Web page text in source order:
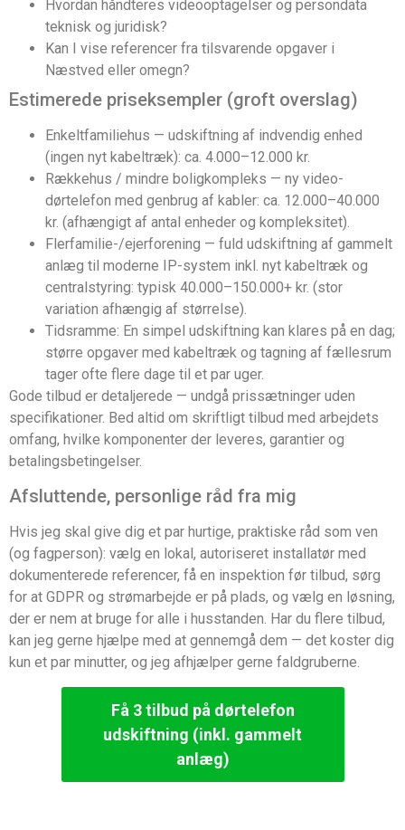
Hvordan håndteres videooptagelser og persondata
teknisk og juridisk?
Kan I vise referencer fra tilsvarende opgaver i
Næstved eller omegn?
Estimerede priseksempler (groft overslag)
Enkeltfamiliehus — udskiftning af indvendig enhed
(ingen nyt kabeltræk): ca. 4.000–12.000 kr.
Rækkehus / mindre boligkompleks — ny video-
dørtelefon med genbrug af kabler: ca. 12.000–40.000
kr. (afhængigt af antal enheder og kompleksitet).
Flerfamilie-/ejerforening — fuld udskiftning af gammelt
anlæg til moderne IP-system inkl. nyt kabeltræk og
centralstyring: typisk 40.000–150.000+ kr. (stor
variation afhængig af størrelse).
Tidsramme: En simpel udskiftning kan klares på en dag;
større opgaver med kabeltræk og tagning af fællesrum
tager ofte flere dage til et par uger.
Gode tilbud er detaljerede — undgå prissætninger uden
specifikationer. Bed altid om skriftligt tilbud med arbejdets
omfang, hvilke komponenter der leveres, garantier og
betalingsbetingelser.
Afsluttende, personlige råd fra mig
Hvis jeg skal give dig et par hurtige, praktiske råd som ven
(og fagperson): vælg en lokal, autoriseret installatør med
dokumenterede referencer, få en inspektion før tilbud, sørg
for at GDPR og strømarbejde er på plads, og vælg en løsning,
der er nem at bruge for alle i husstanden. Har du flere tilbud,
kan jeg gerne hjælpe med at gennemgå dem — det koster dig
kun et par minutter, og jeg afhjælper gerne faldgruberne.
Få 3 tilbud på dørtelefon
udskiftning (inkl. gammelt
anlæg)